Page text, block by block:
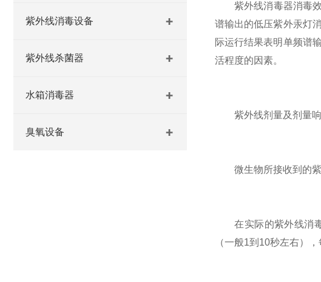
紫外线消毒设备
紫外线杀菌器
水箱消毒器
臭氧设备
紫外线消毒器消毒效
谱输出的低压紫外汞灯
际运行结果表明单频谱
活程度的因素。
紫外线剂量及剂量响
微生物所接收到的紫
在实际的紫外线消毒
（一般1到10秒左右）